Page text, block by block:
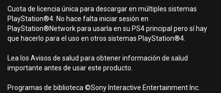
Cuota de licencia única para descargar en múltiples sistemas
PlayStation®4. No hace falta iniciar sesión en
PlayStation®Network para usarla en su PS4 principal pero sí hay
que hacerlo para el uso en otros sistemas PlayStation®4.
Lea los Avisos de salud para obtener información de salud
importante antes de usar este producto.
Programas de biblioteca ©Sony Interactive Entertainment Inc.